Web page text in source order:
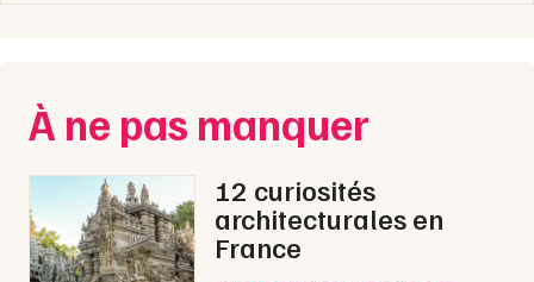
À ne pas manquer
12 curiosités
architecturales en
France